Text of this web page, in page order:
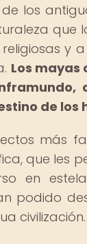
de los
que
y
Los mayas
de los
más
que les
en
podido
civilización.